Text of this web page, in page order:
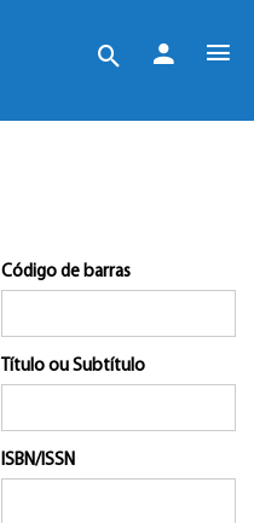
Código de barras
Título ou Subtítulo
ISBN/ISSN